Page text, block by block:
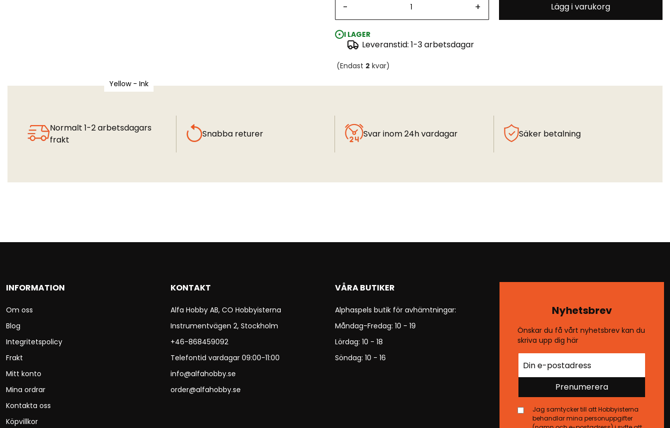
- + Lägg i varukorg
I LAGER
Leveranstid: 1-3 arbetsdagar
(Endast 2 kvar)
Yellow - Ink
Normalt 1-2 arbetsdagars
frakt
Snabba returer Svar inom 24h vardagar Säker betalning
INFORMATION
Om oss
Blog
Integritetspolicy
Frakt
Mitt konto
Mina ordrar
Kontakta oss
Köpvillkor
KONTAKT
Alfa Hobby AB, CO Hobbyisterna
Instrumentvägen 2, Stockholm
+46-868459092
Telefontid vardagar 09:00-11:00
info@alfahobby.se
order@alfahobby.se
VÅRA BUTIKER
Alphaspels butik för avhämtningar:
Måndag-Fredag: 10 - 19
Lördag: 10 - 18
Söndag: 10 - 16
Nyhetsbrev
Önskar du få vårt nyhetsbrev kan du
skriva upp dig här
Prenumerera
Jag samtycker till att Hobbyisterna
behandlar mina personuppgifter